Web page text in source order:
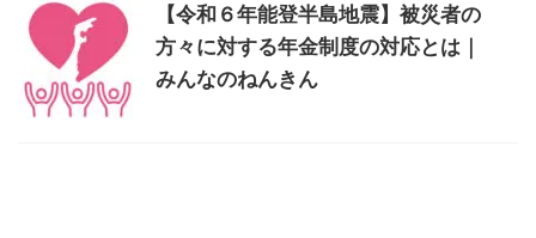
【令和６年能登半島地震】被災者の
方々に対する年金制度の対応とは｜
みんなのねんきん